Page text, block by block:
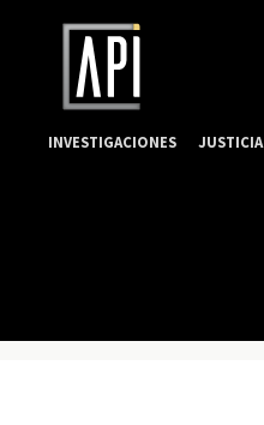
INVESTIGACIONES JUSTICIA